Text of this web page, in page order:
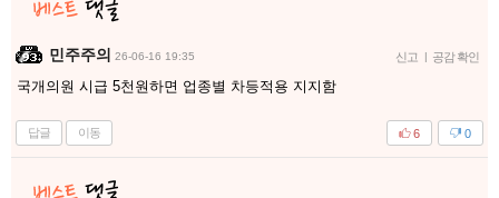
민주주의 26-06-16 19:35 신고 | 공감 확인
국개의원 시급 5천원하면 업종별 차등적용 지지함
답글 이동 0
6